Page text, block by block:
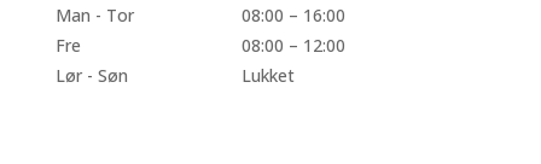
Man - Tor
08:00 – 16:00
Fre
08:00 – 12:00
Lør - Søn
Lukket